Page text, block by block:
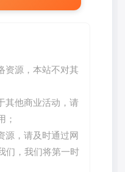
资源，本站不对其
其他商业活动，请
；
源，请及时通过网
们，我们将第一时